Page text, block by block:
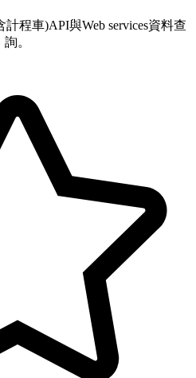
程車)API與Web services資料查
詢。